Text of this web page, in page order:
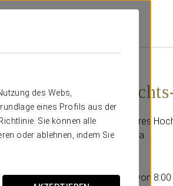
des Webs,
eines Profils aus der
Sie können alle
oder ablehnen, indem Sie
Genießen Sie dank unseres
im Eurostars Torre Sevilla.
- Frühstück im Zimmer (von 8:00